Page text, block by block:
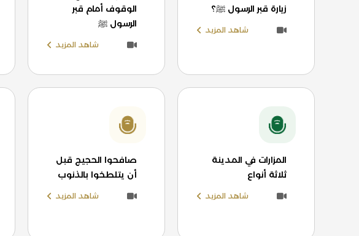
زيارة قبر الرسول ﷺ؟
شاهد المزيد
الوقوف أمام قبر
الرسول ﷺ
شاهد المزيد
المزارات في المدينة
ثلاثة أنواع
شاهد المزيد
صافحوا الحجيج قبل
أن يتلطخوا بالذنوب
شاهد المزيد